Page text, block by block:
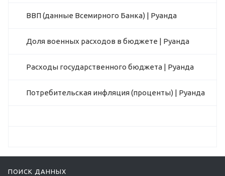
ВВП (данные Всемирного Банка) | Руанда
Доля военных расходов в бюджете | Руанда
Расходы государственного бюджета | Руанда
Потребительская инфляция (проценты) | Руанда
ПОИСК ДАННЫХ